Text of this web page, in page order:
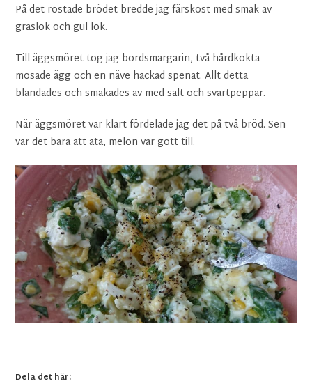
På det rostade brödet bredde jag färskost med smak av
gräslök och gul lök.
Till äggsmöret tog jag bordsmargarin, två hårdkokta
mosade ägg och en näve hackad spenat. Allt detta
blandades och smakades av med salt och svartpeppar.
När äggsmöret var klart fördelade jag det på två bröd. Sen
var det bara att äta, melon var gott till.
Dela det här: